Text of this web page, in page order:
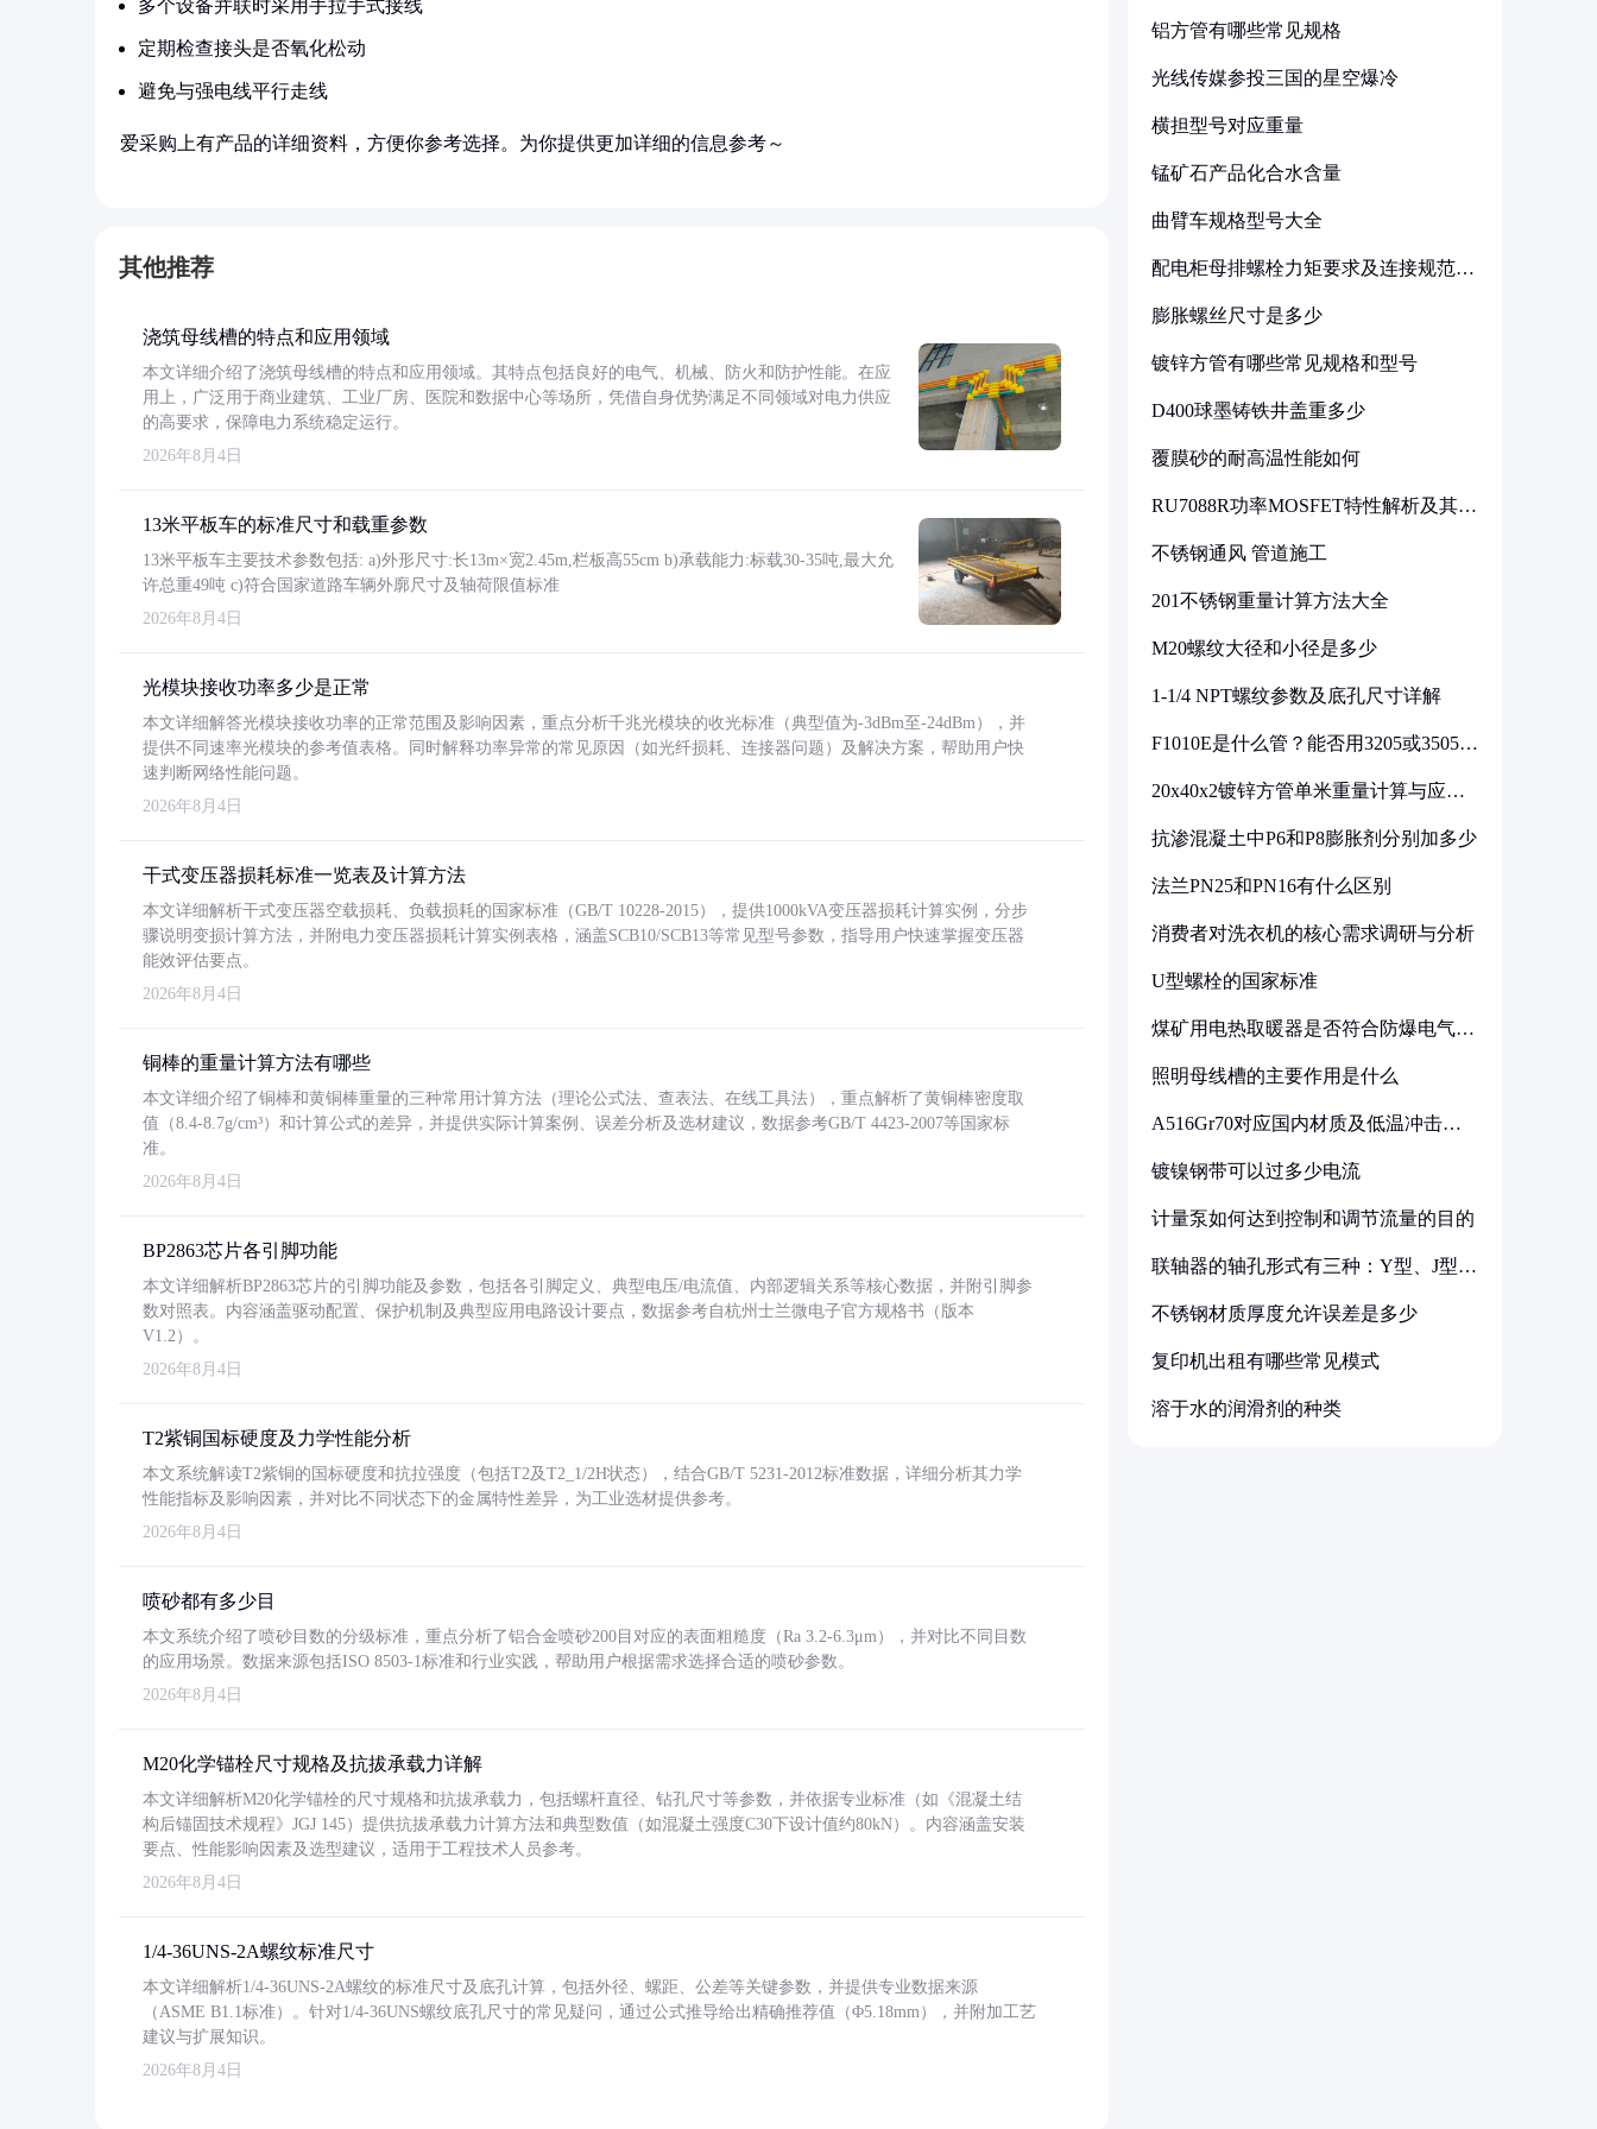
多个设备并联时采用手拉手式接线
定期检查接头是否氧化松动
避免与强电线平行走线
爱采购上有产品的详细资料，方便你参考选择。为你提供更加详细的信息参考～
其他推荐
浇筑母线槽的特点和应用领域
本文详细介绍了浇筑母线槽的特点和应用领域。其特点包括良好的电气、机械、防火和防护性能。在应
用上，广泛用于商业建筑、工业厂房、医院和数据中心等场所，凭借自身优势满足不同领域对电力供应
的高要求，保障电力系统稳定运行。
2026年8月4日
13米平板车的标准尺寸和载重参数
13米平板车主要技术参数包括: a)外形尺寸:长13m×宽2.45m,栏板高55cm b)承载能力:标载30-35吨,最大允
许总重49吨 c)符合国家道路车辆外廓尺寸及轴荷限值标准
2026年8月4日
光模块接收功率多少是正常
本文详细解答光模块接收功率的正常范围及影响因素，重点分析千兆光模块的收光标准（典型值为-3dBm至-24dBm），并
提供不同速率光模块的参考值表格。同时解释功率异常的常见原因（如光纤损耗、连接器问题）及解决方案，帮助用户快
速判断网络性能问题。
2026年8月4日
干式变压器损耗标准一览表及计算方法
本文详细解析干式变压器空载损耗、负载损耗的国家标准（GB/T 10228-2015），提供1000kVA变压器损耗计算实例，分步
骤说明变损计算方法，并附电力变压器损耗计算实例表格，涵盖SCB10/SCB13等常见型号参数，指导用户快速掌握变压器
能效评估要点。
2026年8月4日
铜棒的重量计算方法有哪些
本文详细介绍了铜棒和黄铜棒重量的三种常用计算方法（理论公式法、查表法、在线工具法），重点解析了黄铜棒密度取
值（8.4-8.7g/cm³）和计算公式的差异，并提供实际计算案例、误差分析及选材建议，数据参考GB/T 4423-2007等国家标
准。
2026年8月4日
BP2863芯片各引脚功能
本文详细解析BP2863芯片的引脚功能及参数，包括各引脚定义、典型电压/电流值、内部逻辑关系等核心数据，并附引脚参
数对照表。内容涵盖驱动配置、保护机制及典型应用电路设计要点，数据参考自杭州士兰微电子官方规格书（版本
V1.2）。
2026年8月4日
T2紫铜国标硬度及力学性能分析
本文系统解读T2紫铜的国标硬度和抗拉强度（包括T2及T2_1/2H状态），结合GB/T 5231-2012标准数据，详细分析其力学
性能指标及影响因素，并对比不同状态下的金属特性差异，为工业选材提供参考。
2026年8月4日
喷砂都有多少目
本文系统介绍了喷砂目数的分级标准，重点分析了铝合金喷砂200目对应的表面粗糙度（Ra 3.2-6.3μm），并对比不同目数
的应用场景。数据来源包括ISO 8503-1标准和行业实践，帮助用户根据需求选择合适的喷砂参数。
2026年8月4日
M20化学锚栓尺寸规格及抗拔承载力详解
本文详细解析M20化学锚栓的尺寸规格和抗拔承载力，包括螺杆直径、钻孔尺寸等参数，并依据专业标准（如《混凝土结
构后锚固技术规程》JGJ 145）提供抗拔承载力计算方法和典型数值（如混凝土强度C30下设计值约80kN）。内容涵盖安装
要点、性能影响因素及选型建议，适用于工程技术人员参考。
2026年8月4日
1/4-36UNS-2A螺纹标准尺寸
本文详细解析1/4-36UNS-2A螺纹的标准尺寸及底孔计算，包括外径、螺距、公差等关键参数，并提供专业数据来源
（ASME B1.1标准）。针对1/4-36UNS螺纹底孔尺寸的常见疑问，通过公式推导给出精确推荐值（Φ5.18mm），并附加工艺
建议与扩展知识。
2026年8月4日
铝方管有哪些常见规格
光线传媒参投三国的星空爆冷
横担型号对应重量
锰矿石产品化合水含量
曲臂车规格型号大全
配电柜母排螺栓力矩要求及连接规范详
膨胀螺丝尺寸是多少
镀锌方管有哪些常见规格和型号
D400球墨铸铁井盖重多少
覆膜砂的耐高温性能如何
RU7088R功率MOSFET特性解析及其在
不锈钢通风 管道施工
201不锈钢重量计算方法大全
M20螺纹大径和小径是多少
1-1/4 NPT螺纹参数及底孔尺寸详解
F1010E是什么管？能否用3205或3505代
20x40x2镀锌方管单米重量计算与应用
抗渗混凝土中P6和P8膨胀剂分别加多少
法兰PN25和PN16有什么区别
消费者对洗衣机的核心需求调研与分析
U型螺栓的国家标准
煤矿用电热取暖器是否符合防爆电气设
照明母线槽的主要作用是什么
A516Gr70对应国内材质及低温冲击要
镀镍钢带可以过多少电流
计量泵如何达到控制和调节流量的目的
联轴器的轴孔形式有三种：Y型、J型、
不锈钢材质厚度允许误差是多少
复印机出租有哪些常见模式
溶于水的润滑剂的种类